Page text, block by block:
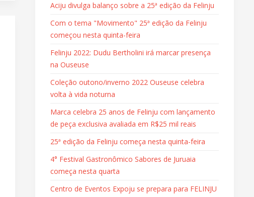
Aciju divulga balanço sobre a 25ª edição da Felinju
Com o tema "Movimento" 25ª edição da Felinju
começou nesta quinta-feira
Felinju 2022: Dudu Bertholini irá marcar presença
na Ouseuse
Coleção outono/inverno 2022 Ouseuse celebra
volta à vida noturna
Marca celebra 25 anos de Felinju com lançamento
de peça exclusiva avaliada em R$25 mil reais
25ª edição da Felinju começa nesta quinta-feira
4° Festival Gastronômico Sabores de Juruaia
começa nesta quarta
Centro de Eventos Expoju se prepara para FELINJU